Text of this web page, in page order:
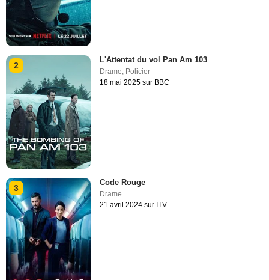
2
L'Attentat du vol Pan Am 103
Drame, Policier
18 mai 2025 sur BBC
3
Code Rouge
Drame
21 avril 2024 sur ITV